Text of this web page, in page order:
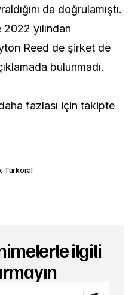
da doğrulamıştı.
yılından
Reed de şirket de
bulunmadı.
fazlası için takipte
Türkoral
ilgili